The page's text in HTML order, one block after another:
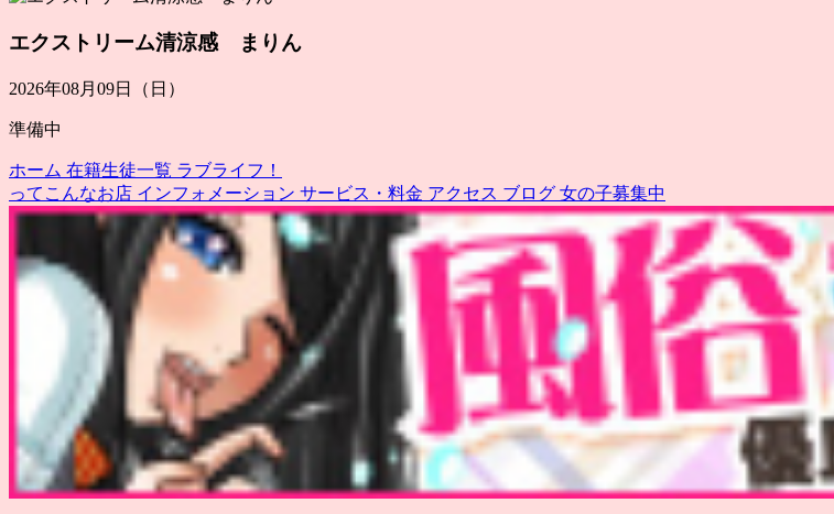
エクストリーム清涼感 まりん
2026年08月09日（日）
準備中
ホーム 在籍生徒一覧 ラブライフ！
ってこんなお店 インフォメーション サービス・料金 アクセス ブログ 女の子募集中